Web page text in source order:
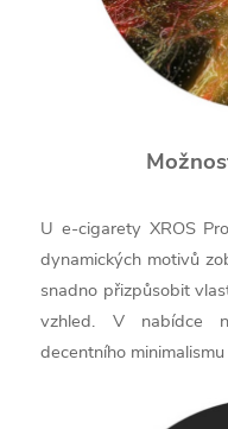
U e-cigarety XROS
dynamických motivů
snadno přizpůsobit
vzhled. V nabídce
decentního